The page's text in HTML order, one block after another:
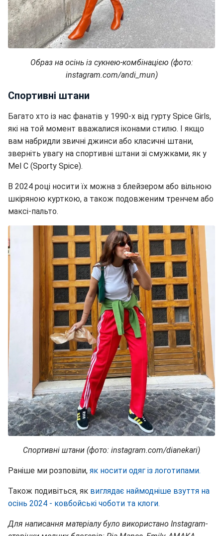
Образ на осінь із сукнею-комбінацією (фото:
instagram.com/andi_mun)
Спортивні штани
Багато хто із нас фанатів у 1990-х від гурту Spice Girls,
які на той момент вважалися іконами стилю. І якщо
вам набридли звичні джинси або класичні штани,
зверніть увагу на спортивні штани зі смужками, як у
Mel C (Sporty Spice).
В 2024 році носити їх можна з блейзером або вільною
шкіряною курткою, а також подовженим тренчем або
максі-пальто.
Спортивні штани (фото: instagram.com/dianekari)
Раніше ми розповіли, як носити одяг із логотипами.
Також подивіться, як виглядає наймодніше взуття на
осінь 2024 - ковбойські чоботи та клоги.
Для написання матеріалу було використано Instagram-